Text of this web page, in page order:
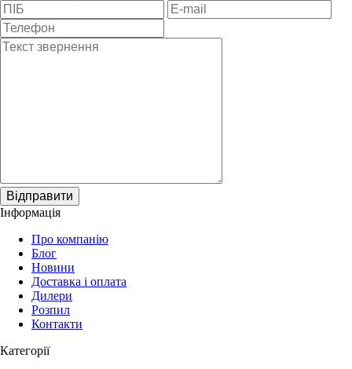
Відправити
Інформація
Про компанію
Блог
Новини
Доставка і оплата
Дилери
Розпил
Контакти
Категорії